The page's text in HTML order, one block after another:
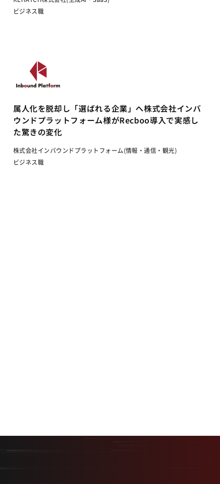
ビジネス職
属人化を脱却し「選ばれる企業」へ株式会社インバ
ウンドプラットフォーム様がRecboo導入で実感し
た驚きの変化
株式会社インバウンドプラットフォーム(情報・通信・観光)
ビジネス職